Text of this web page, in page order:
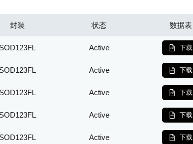
封装 状态 数据表
SOD123FL Active 下载
SOD123FL Active 下载
SOD123FL Active 下载
SOD123FL Active 下载
SOD123FL Active 下载